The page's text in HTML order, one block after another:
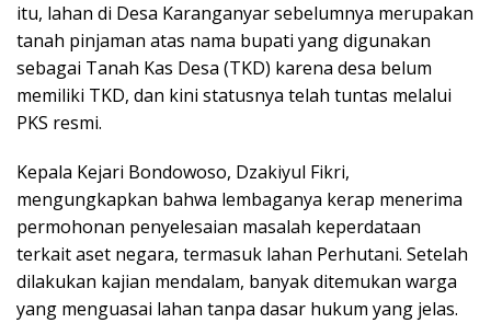
itu, lahan di Desa Karanganyar sebelumnya merupakan
tanah pinjaman atas nama bupati yang digunakan
sebagai Tanah Kas Desa (TKD) karena desa belum
memiliki TKD, dan kini statusnya telah tuntas melalui
PKS resmi.
Kepala Kejari Bondowoso, Dzakiyul Fikri,
mengungkapkan bahwa lembaganya kerap menerima
permohonan penyelesaian masalah keperdataan
terkait aset negara, termasuk lahan Perhutani. Setelah
dilakukan kajian mendalam, banyak ditemukan warga
yang menguasai lahan tanpa dasar hukum yang jelas.